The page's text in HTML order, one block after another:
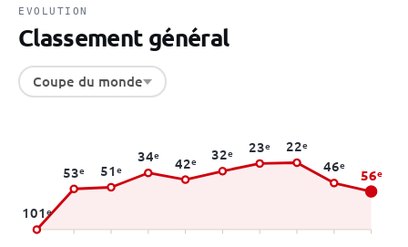
EVOLUTION
Classement général
Coupe du monde
101e
53e 51e
34e 42e 32e 23e 22e
46e
56e